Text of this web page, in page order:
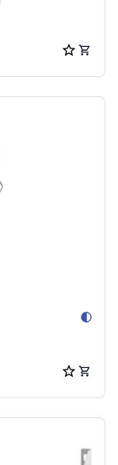
contrast